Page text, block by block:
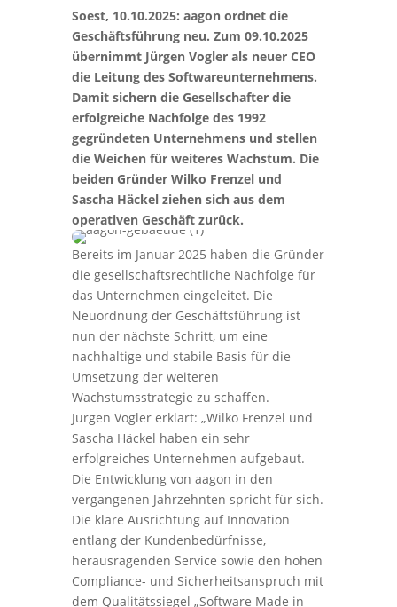
Soest, 10.10.2025: aagon ordnet die
Geschäftsführung neu. Zum 09.10.2025
übernimmt Jürgen Vogler als neuer CEO
die Leitung des Softwareunternehmens.
Damit sichern die Gesellschafter die
erfolgreiche Nachfolge des 1992
gegründeten Unternehmens und stellen
die Weichen für weiteres Wachstum. Die
beiden Gründer Wilko Frenzel und
Sascha Häckel ziehen sich aus dem
operativen Geschäft zurück.
Bereits im Januar 2025 haben die Gründer
die gesellschaftsrechtliche Nachfolge für
das Unternehmen eingeleitet. Die
Neuordnung der Geschäftsführung ist
nun der nächste Schritt, um eine
nachhaltige und stabile Basis für die
Umsetzung der weiteren
Wachstumsstrategie zu schaffen.
Jürgen Vogler erklärt: „Wilko Frenzel und
Sascha Häckel haben ein sehr
erfolgreiches Unternehmen aufgebaut.
Die Entwicklung von aagon in den
vergangenen Jahrzehnten spricht für sich.
Die klare Ausrichtung auf Innovation
entlang der Kundenbedürfnisse,
herausragenden Service sowie den hohen
Compliance- und Sicherheitsanspruch mit
dem Qualitätssiegel „Software Made in